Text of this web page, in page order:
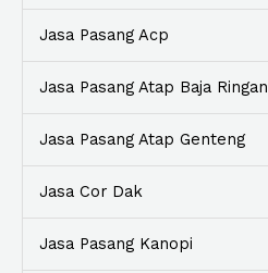
Jasa Pasang Acp
Jasa Pasang Atap Baja Ringan
Jasa Pasang Atap Genteng
Jasa Cor Dak
Jasa Pasang Kanopi